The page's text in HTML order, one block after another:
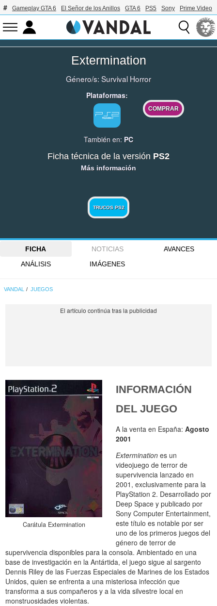
Gameplay GTA 6 El Señor de los Anillos GTA 6 PS5 Sony Prime Video
Extermination
Género/s: Survival Horror
Plataformas:
COMPRAR
También en: PC
Ficha técnica de la versión PS2
Más información
TRUCOS PS2
FICHA NOTICIAS
AVANCES
ANÁLISIS
IMÁGENES
VANDAL JUEGOS
Carátula Extermination
INFORMACIÓN
DEL JUEGO
A la venta en España:Agosto
2001
Extermination es un
videojuego de terror de
supervivencia lanzado en
2001, exclusivamente para la
PlayStation 2. Desarrollado por
Deep Space y publicado por
Sony Computer Entertainment,
este título es notable por ser
uno de los primeros juegos del
género de terror de
supervivencia disponibles para la consola. Ambientado en una
base de investigación en la Antártida, el juego sigue al sargento
Dennis Riley de las Fuerzas Especiales de Marines de los Estados
Unidos, quien se enfrenta a una misteriosa infección que
transforma a sus compañeros y a la vida silvestre local en
monstruosidades violentas.